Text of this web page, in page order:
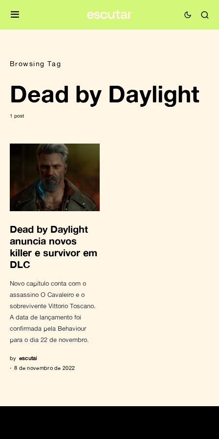
Browsing Tag
Dead by Daylight
1 post
Dead by Daylight
anuncia novos
killer e survivor em
DLC
Novo capítulo conta com o
assassino O Cavaleiro e o
sobrevivente Vittorio Toscano.
A data de lançamento foi
confirmada pela Behaviour
para o dia 22 de novembro.
by escutai
8 de novembro de 2022